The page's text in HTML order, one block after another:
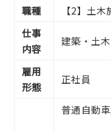
職種
【2】土
仕事
内容
建築・土
雇用
形態
正社員
普通自動